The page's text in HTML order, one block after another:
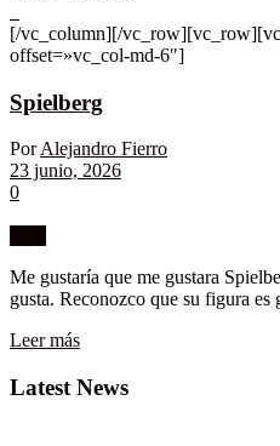
[/vc_column][/
offset=»vc_col-md-6″]
Spielberg
Por Alejandro Fierro
23 junio, 2026
0
Me gustaría que me gustara
gusta. Reconozco que su figura es
Leer más
Latest News